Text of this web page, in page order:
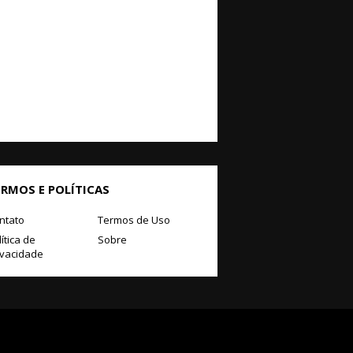
E POLÍTICAS
Termos de Uso
de
Sobre